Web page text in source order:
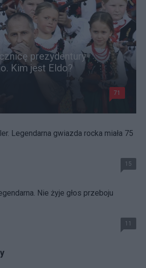
prezydentury
Kim jest Eldo?
71
Legendarna gwiazda rocka miała 75
15
Nie żyje głos przeboju
11